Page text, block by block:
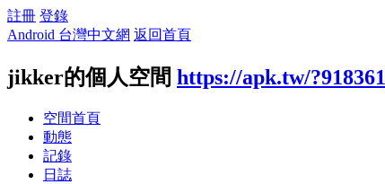
註冊 登錄
Android 台灣中文網 返回首頁
jikker的個人空間 https://apk.tw/?918361
空間首頁
動態
記錄
日誌